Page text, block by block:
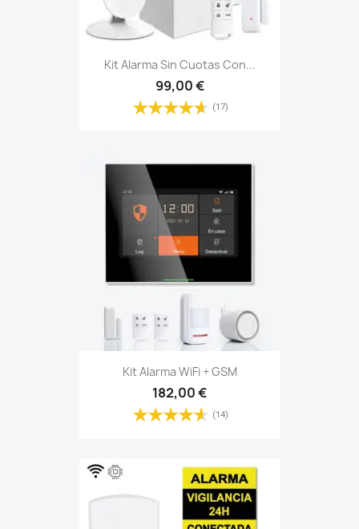
Kit Alarma Sin Cuotas Con...
99,00 €
(17)
Kit Alarma WiFi + GSM
182,00 €
(14)